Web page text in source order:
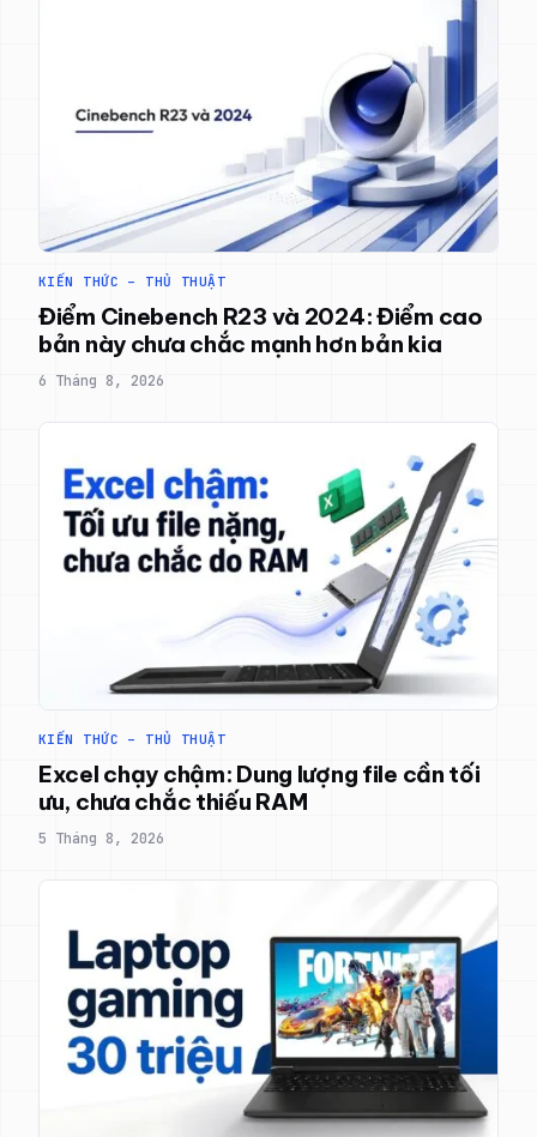
KIẾN THỨC – THỦ THUẬT
Điểm Cinebench R23 và 2024: Điểm cao
bản này chưa chắc mạnh hơn bản kia
6 Tháng 8, 2026
KIẾN THỨC – THỦ THUẬT
Excel chạy chậm: Dung lượng file cần tối
ưu, chưa chắc thiếu RAM
5 Tháng 8, 2026